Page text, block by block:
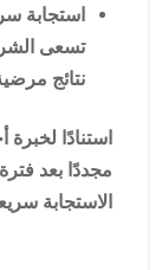
استجابة
تسعى
نتائج
استنادًا
مجددًا بعد
الاستجابة